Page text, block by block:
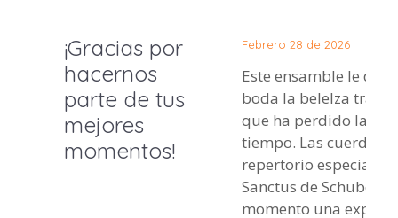
¡Gracias por
hacernos
parte de tus
mejores
momentos!
Febrero 28 de 2026
Este ensamble le dio
boda la belelza
que ha perdido la
tiempo. Las cuerdas,
repertorio
Sanctus de Schubert,
momento una